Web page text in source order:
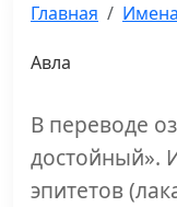
Главная Имена
Авла
В переводе
достойный».
эпитетов